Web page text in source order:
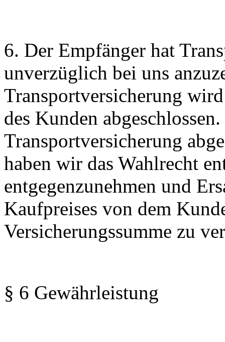
6. Der Empfänger hat
unverzüglich bei uns
Transportversicherung
des Kunden
Transportversicherung
haben wir das Wahlrecht
entgegenzunehmen und
Kaufpreises von dem
Versicherungssumme zu
§ 6 Gewährleistung